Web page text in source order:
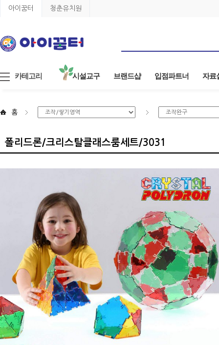
아이꿈터 청춘유치원
카테고리 시설교구 브랜드샵 입점파트너 자료
홈
폴리드론/크리스탈클래스룸세트/3031